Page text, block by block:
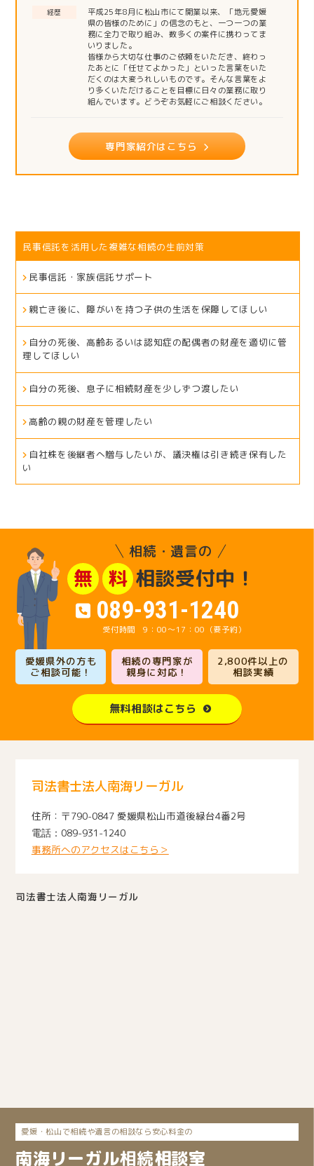
経歴
平成25年8月に松山市にて開業以来、「地元愛媛
県の皆様のために」の信念のもと、一つ一つの業
務に全力で取り組み、数多くの案件に携わってま
いりました。
皆様から大切な仕事のご依頼をいただき、終わっ
たあとに「任せてよかった」といった言葉をいた
だくのは大変うれしいものです。そんな言葉をよ
り多くいただけることを目標に日々の業務に取り
組んでいます。どうぞお気軽にご相談ください。
専門家紹介はこちら
民事信託を活用した複雑な相続の生前対策
民事信託・家族信託サポート
親亡き後に、障がいを持つ子供の生活を保障してほしい
自分の死後、高齢あるいは認知症の配偶者の財産を適切に管
理してほしい
自分の死後、息子に相続財産を少しずつ渡したい
高齢の親の財産を管理したい
自社株を後継者へ贈与したいが、議決権は引き続き保有した
い
相続・遺言の
無 料 相談受付中！
089-931-1240
9：00～17：00（要予約）
愛媛県外の方も
ご相談可能！
相続の専門家が
親身に対応！
2,800件以上の
相談実績
無料相談はこちら
司法書士法人南海リーガル
〒790-0847 愛媛県松山市道後緑台4番2号
089-931-1240
事務所へのアクセスはこちら＞
司法書士法人南海リーガル
愛媛・松山で相続や遺言の相談なら安心料金の
南海リーガル相続相談室